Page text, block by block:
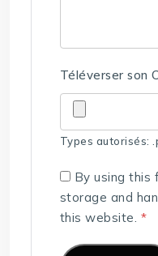
Téléverser son
Types autorisés:
By using this
storage and
this website. *